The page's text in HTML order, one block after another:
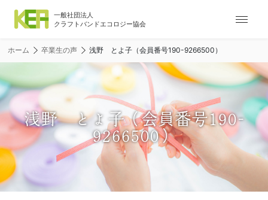
ナ
ー
シ
ョ
ン
メ
ニ
ー
ホーム 卒業生の声 浅野 とよ子（会員番号190-9266500）
浅野 とよ子（会員番号190-
9266500）